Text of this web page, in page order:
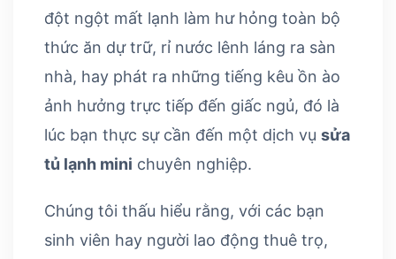
đột ngột mất lạnh làm hư hỏng toàn bộ
thức ăn dự trữ, rỉ nước lênh láng ra sàn
nhà, hay phát ra những tiếng kêu ồn ào
ảnh hưởng trực tiếp đến giấc ngủ, đó là
lúc bạn thực sự cần đến một dịch vụ sửa
tủ lạnh mini chuyên nghiệp.
Chúng tôi thấu hiểu rằng, với các bạn
sinh viên hay người lao động thuê trọ,